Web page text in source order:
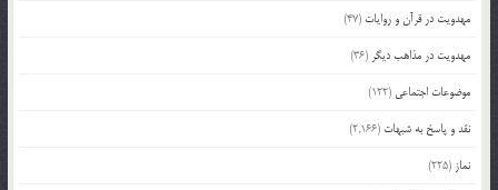
مهدویت در قرآن و روایات (47)
مهدویت در مذاهب دیگر (36)
موضوعات اجتماعی (122)
نقد و پاسخ به شبهات (2,166)
نماز (225)